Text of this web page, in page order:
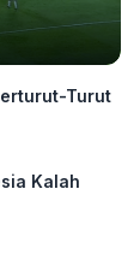
Turut
Kalah